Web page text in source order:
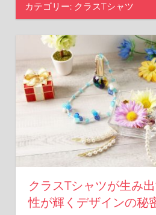
カテゴリー: クラスTシャツ
クラスTシャツが生み
性が輝くデザインの秘